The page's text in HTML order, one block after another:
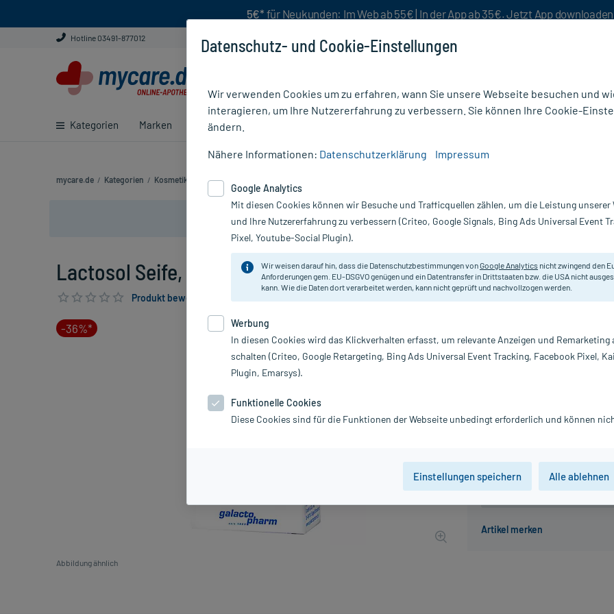
5€* für Neukunden: Im Web ab 55€ | In der App ab 35€. Jetzt App downloaden
Hotline 03491-877012
Kategorien Marken Ratgeber
mycare.de / Kategorien / Kosmetik Lactosol Seife
Nur für kurze Zeit:Gratis-Versand* ab 19€ Mindestbestellwert!
Lactosol Seife, 100 g
Produkt bewerten & PlusHerzen sichern
-36%*
Abbildung ähnlich
Grundpreis: 31,50 € / kg
Der Artikel ist momentan
Beratung für
Reinigende Seife zur pflege für
Darreichung:
Hersteller:
Datenschutz- und Cookie-Einstellungen
Wir verwenden Cookies um zu erfahren, wann Sie unsere Webseite besuchen und
interagieren, um Ihre Nutzererfahrung zu verbessern. Sie können Ihre Cookie-
ändern.
Nähere Informationen: Datenschutzerklärung Impressum
Google Analytics
Mit diesen Cookies können wir Besuche und Trafficquellen zählen, um die Leistung unserer
und Ihre Nutzererfahrung zu verbessern (Criteo, Google Signals, Bing Ads Universal Event
Pixel, Youtube-Social Plugin).
Wir weisen darauf hin, dass die Datenschutzbestimmungen vonGoogle Analytics nicht zwingend den
Anforderungen gem. EU-DSGVO genügen und ein Datentransfer in Drittstaaten bzw. die USA nicht
kann. Wie die Daten dort verarbeitet werden, kann nicht geprüft und nachvollzogen werden.
Werbung
In diesen Cookies wird das Klickverhalten erfasst, um relevante Anzeigen und Remarketing
schalten (Criteo, Google Retargeting, Bing Ads Universal Event Tracking, Facebook Pixel,
Plugin, Emarsys).
Funktionelle Cookies
Diese Cookies sind für die Funktionen der Webseite unbedingt erforderlich und können
Einstellungen speichern Alle ablehnen